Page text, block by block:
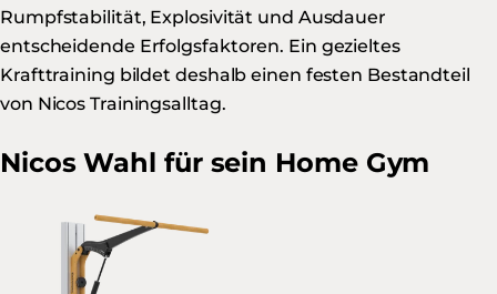
Rumpfstabilität, Explosivität und Ausdauer
entscheidende Erfolgsfaktoren. Ein gezieltes
Krafttraining bildet deshalb einen festen Bestandteil
von Nicos Trainingsalltag.
Nicos Wahl für sein Home Gym